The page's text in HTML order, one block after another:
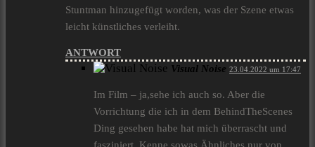
Stuntman hinzugefügt worden, was der Szene etwas
leicht künstliches verleiht.
ANTWORT
Visual Noise 23.04.2022 um 17:47
Im Film – ja,sehe ich auch so. Aber die
Vorrichtung die ich in dem BehindTheScenes
Ding gesehen habe hat mich überrascht und